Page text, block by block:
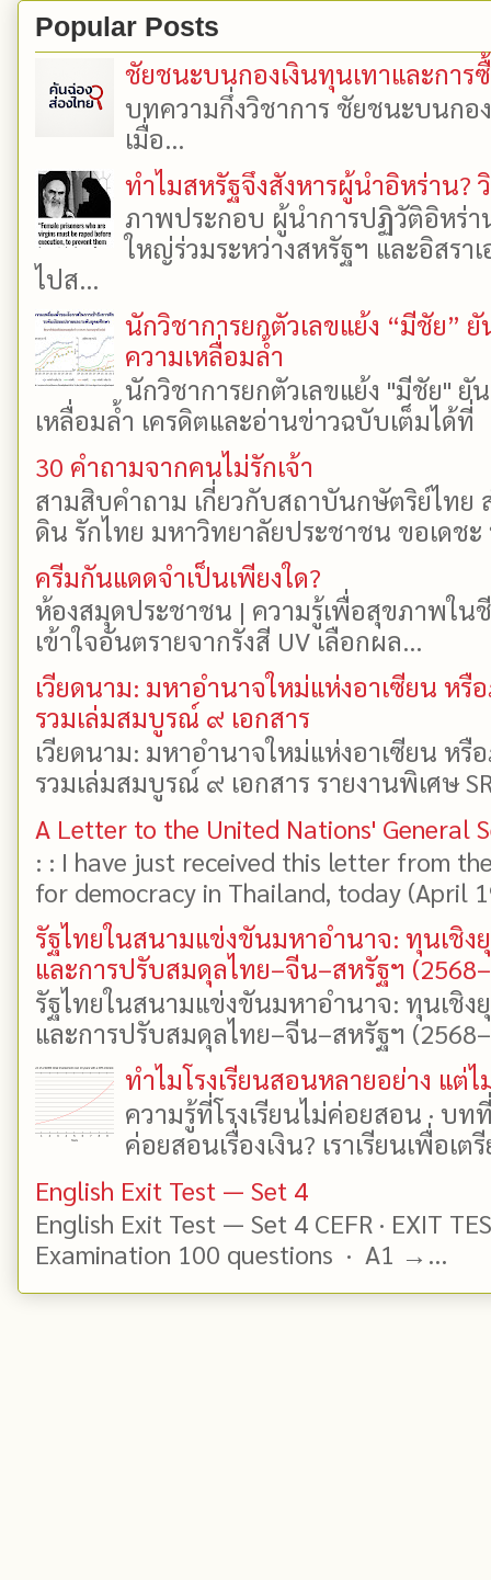
Popular Posts
ชัยชนะบนกองเงินทุนเทาและการ
บทความกึ่งวิชาการ ชัยชนะบนกอ
เมื่อ...
ทำไมสหรัฐจึงสังหารผู้นำอิหร่าน?
ภาพประกอบ ผู้นำการปฏิวัติอิหร่า
ใหญ่ร่วมระหว่างสหรัฐฯ และอิสรา
ไปส...
นักวิชาการยกตัวเลขแย้ง “มีชัย”
ความเหลื่อมล้ำ
นักวิชาการยกตัวเลขแย้ง "มีชัย"
เหลื่อมล้ำ เครดิตและอ่านข่าวฉบับเต็มได้
30 คำถามจากคนไม่รักเจ้า
สามสิบคำถาม เกี่ยวกับสถาบันกษัตริย์ไทย
ดิน รักไทย มหาวิทยาลัยประชาชน ขอเดช
ครีมกันแดดจำเป็นเพียงใด?
ห้องสมุดประชาชน | ความรู้เพื่อสุขภาพใน
เข้าใจอันตรายจากรังสี UV เลือกผล...
เวียดนาม: มหาอำนาจใหม่แห่งอาเซียน ห
รวมเล่มสมบูรณ์ ๙ เอกสาร
เวียดนาม: มหาอำนาจใหม่แห่งอาเซียน ห
รวมเล่มสมบูรณ์ ๙ เอกสาร รายงานพิเศษ
A Letter to the United Nations' General
: : I have just received this letter from
for democracy in Thailand, today (April
รัฐไทยในสนามแข่งขันมหาอำนาจ: ทุนเชิง
และการปรับสมดุลไทย–จีน–สหรัฐฯ
รัฐไทยในสนามแข่งขันมหาอำนาจ: ทุนเชิง
และการปรับสมดุลไทย–จีน–สหรัฐฯ
ทำไมโรงเรียนสอนหลายอย่าง แต่ไ
ความรู้ที่โรงเรียนไม่ค่อยสอน · บ
ค่อยสอนเรื่องเงิน? เราเรียนเพื่อเต
English Exit Test — Set 4
English Exit Test — Set 4 CEFR · EXIT
Examination 100 questions · A1 →...